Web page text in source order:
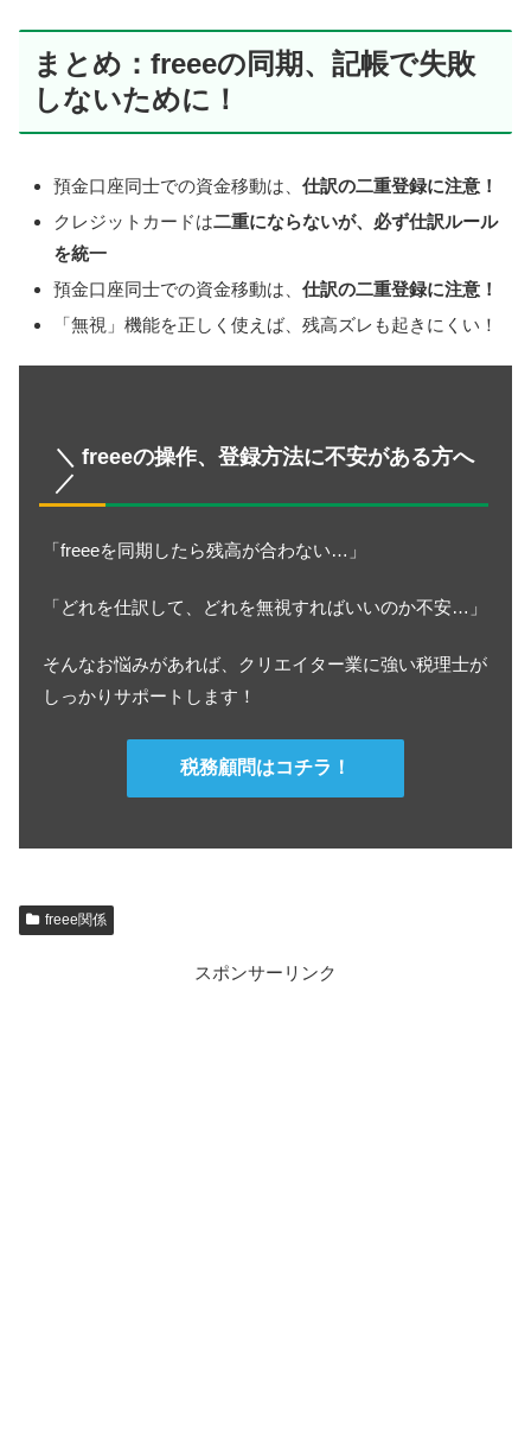
まとめ：freeeの同期、記帳で失敗
しないために！
預金口座同士での資金移動は、 仕訳の二重登録に注意！
クレジットカードは二重にならないが、必ず仕訳ルール
を統一
預金口座同士での資金移動は、 仕訳の二重登録に注意！
「無視」機能を正しく使えば、残高ズレも起きにくい！
＼ freeeの操作、登録方法に不安がある方へ
／
「freeeを同期したら残高が合わない…」
「どれを仕訳して、どれを無視すればいいのか不安…」
そんなお悩みがあれば、クリエイター業に強い税理士が
しっかりサポートします！
税務顧問はコチラ！
freee関係
スポンサーリンク